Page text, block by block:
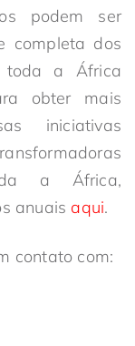
podem ser
completa dos
toda a África
obter mais
iniciativas
a África,
anuais aqui.
contato com: